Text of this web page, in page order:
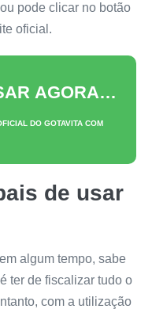
pode clicar no botão
oficial.
AGORA…
DO GOTAVITA COM
de usar
algum tempo, sabe
ter de fiscalizar tudo o
com a utilização